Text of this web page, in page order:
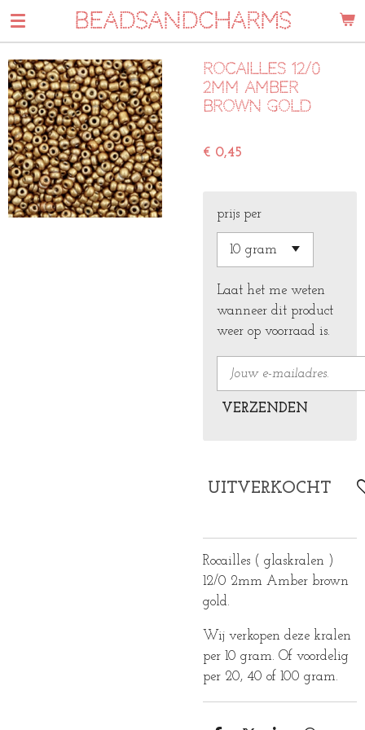
Ga
direct
naar
de
hoofdinhoud
BEADSANDCHARMS
Rocailles 12/0
2mm Amber
brown gold
€ 0,45
prijs per
Laat het me weten
wanneer dit product
weer op voorraad is.
VERZENDEN
UITVERKOCHT
Rocailles ( glaskralen )
12/0 2mm Amber brown
gold.
Wij verkopen deze kralen
per 10 gram. Of voordelig
per 20, 40 of 100 gram.